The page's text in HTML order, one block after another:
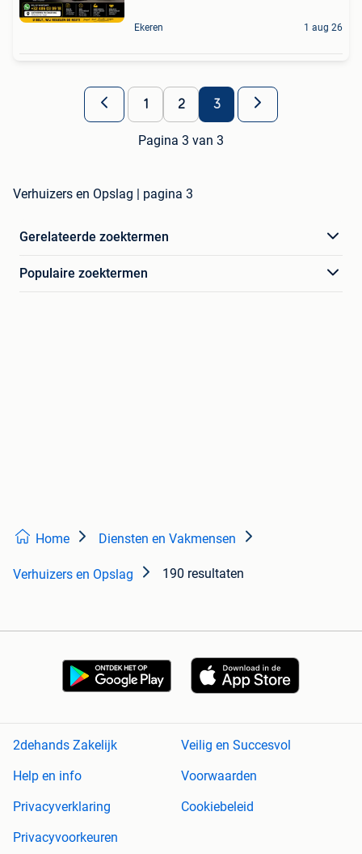
Ekeren 1 aug 26
1 2 3
Pagina 3 van 3
Verhuizers en Opslag | pagina 3
Gerelateerde zoektermen
Populaire zoektermen
Home Diensten en Vakmensen
Verhuizers en Opslag 190 resultaten
2dehands Zakelijk
Veilig en Succesvol
Help en info
Voorwaarden
Privacyverklaring
Cookiebeleid
Privacyvoorkeuren